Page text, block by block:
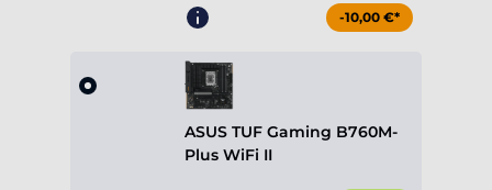
-10,00 €*
ASUS TUF Gaming B760M-
Plus WiFi II